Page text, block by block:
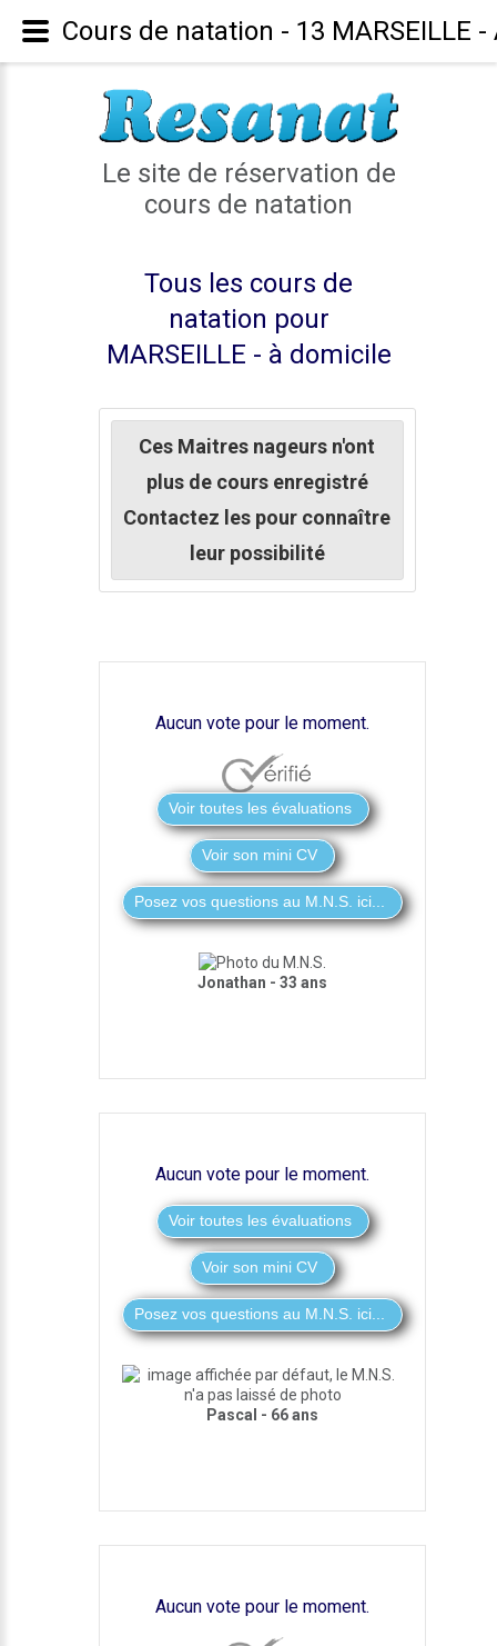
Le site de réservation de
cours de natation
Tous les cours de
natation pour
MARSEILLE - à domicile
Ces Maitres nageurs n'ont
plus de cours enregistré
Contactez les pour connaître
leur possibilité
Aucun vote pour le moment.
Voir son mini CV
Jonathan - 33 ans
Aucun vote pour le moment.
Voir son mini CV
Pascal - 66 ans
Aucun vote pour le moment.
Cours de natation - 13 MARSEILLE